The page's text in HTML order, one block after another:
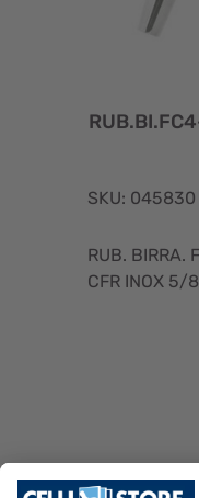
SKU: 045830
RUB. BIRRA.
CFR